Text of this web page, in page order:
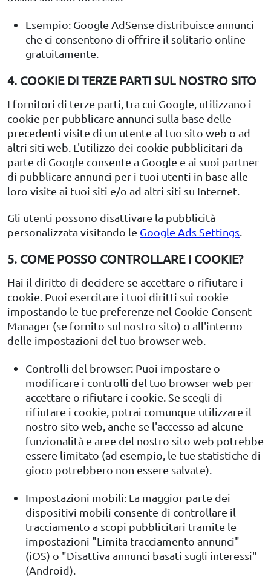
Esempio: Google AdSense distribuisce annunci
che ci consentono di offrire il solitario online
gratuitamente.
4. COOKIE DI TERZE PARTI SUL NOSTRO SITO
I fornitori di terze parti, tra cui Google, utilizzano i
cookie per pubblicare annunci sulla base delle
precedenti visite di un utente al tuo sito web o ad
altri siti web. L'utilizzo dei cookie pubblicitari da
parte di Google consente a Google e ai suoi partner
di pubblicare annunci per i tuoi utenti in base alle
loro visite ai tuoi siti e/o ad altri siti su Internet.
Gli utenti possono disattivare la pubblicità
personalizzata visitando le Google Ads Settings
5. COME POSSO CONTROLLARE I COOKIE?
Hai il diritto di decidere se accettare o rifiutare i
cookie. Puoi esercitare i tuoi diritti sui cookie
impostando le tue preferenze nel Cookie Consent
Manager (se fornito sul nostro sito) o all'interno
delle impostazioni del tuo browser web.
Controlli del browser: Puoi impostare o
modificare i controlli del tuo browser web per
accettare o rifiutare i cookie. Se scegli di
rifiutare i cookie, potrai comunque utilizzare il
nostro sito web, anche se l'accesso ad alcune
funzionalità e aree del nostro sito web potrebbe
essere limitato (ad esempio, le tue statistiche di
gioco potrebbero non essere salvate).
Impostazioni mobili: La maggior parte dei
dispositivi mobili consente di controllare il
tracciamento a scopi pubblicitari tramite le
impostazioni "Limita tracciamento annunci"
(iOS) o "Disattiva annunci basati sugli interessi"
(Android).